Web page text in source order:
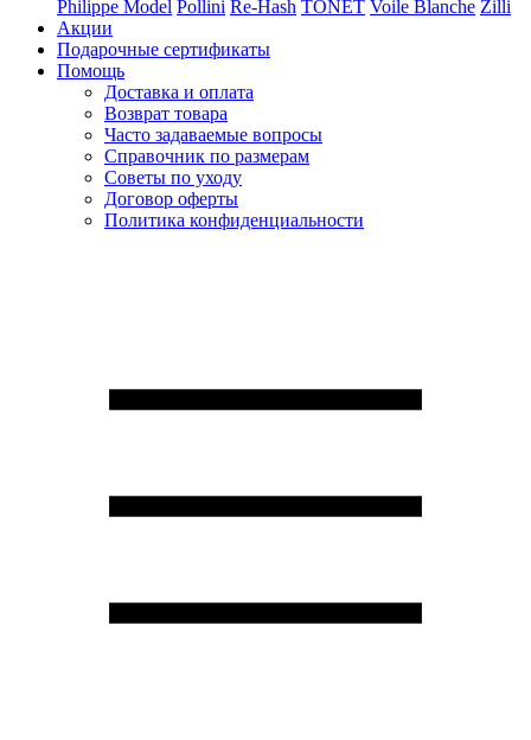
Philippe Model Pollini Re-Hash TONET Voile Blanche Zilli
Акции
Подарочные сертификаты
Помощь
Доставка и оплата
Возврат товара
Часто задаваемые вопросы
Справочник по размерам
Советы по уходу
Договор оферты
Политика конфиденциальности